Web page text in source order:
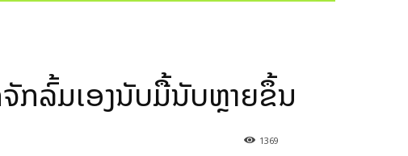
ກລົ້ມເອງນັບມື້ນັບຫຼາຍຂຶ້ນ
1369